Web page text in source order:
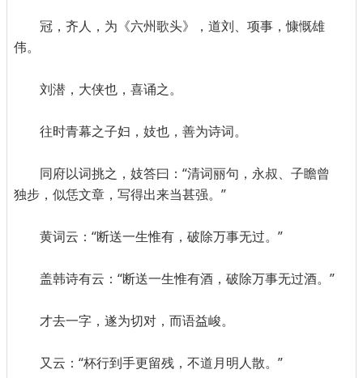
冠，齐人，为《六州歌头》，道刘、项事，慷慨雄
伟。
刘潜，大侠也，喜诵之。
往时青幕之子妇，妓也，善为诗词。
同府以词挑之，妓答曰：“清词丽句，永叔、子瞻曾
独步，似恁文章，写得出来当甚强。”
黄词云：“断送一生惟有，破除万事无过。”
盖韩诗有云：“断送一生惟有酒，破除万事无过酒。”
才去一字，遂为切对，而语益峻。
又云：“杯行到手更留残，不道月明人散。”